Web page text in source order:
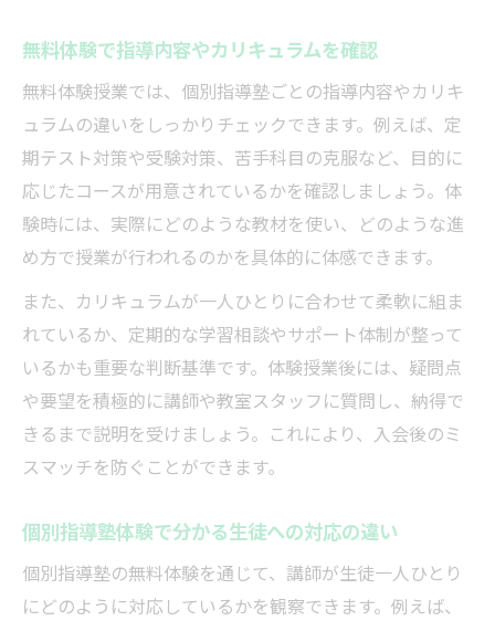
無料体験で指導内容やカリキュラムを確認
無料体験授業では、個別指導塾ごとの指導内容やカリキ
ュラムの違いをしっかりチェックできます。例えば、定
期テスト対策や受験対策、苦手科目の克服など、目的に
応じたコースが用意されているかを確認しましょう。体
験時には、実際にどのような教材を使い、どのような進
め方で授業が行われるのかを具体的に体感できます。
また、カリキュラムが一人ひとりに合わせて柔軟に組ま
れているか、定期的な学習相談やサポート体制が整って
いるかも重要な判断基準です。体験授業後には、疑問点
や要望を積極的に講師や教室スタッフに質問し、納得で
きるまで説明を受けましょう。これにより、入会後のミ
スマッチを防ぐことができます。
個別指導塾体験で分かる生徒への対応の違い
個別指導塾の無料体験を通じて、講師が生徒一人ひとり
にどのように対応しているかを観察できます。例えば、